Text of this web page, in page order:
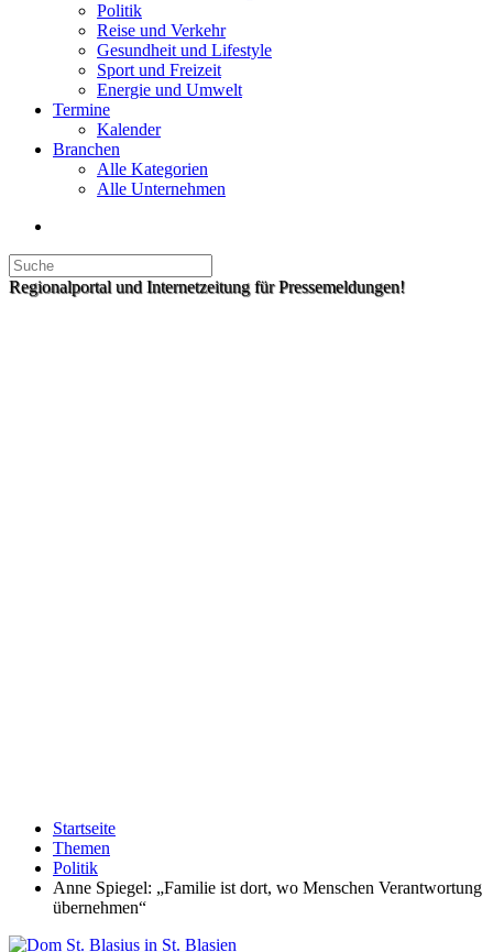
Politik
Reise und Verkehr
Gesundheit und Lifestyle
Sport und Freizeit
Energie und Umwelt
Termine
Kalender
Branchen
Alle Kategorien
Alle Unternehmen
Regionalportal und Internetzeitung für Pressemeldungen!
Startseite
Themen
Politik
Anne Spiegel: „Familie ist dort, wo Menschen Verantwortung
übernehmen“